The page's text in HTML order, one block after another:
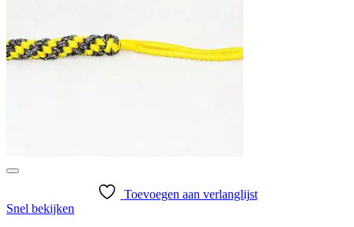
Toevoegen aan verlanglijst
Snel bekijken